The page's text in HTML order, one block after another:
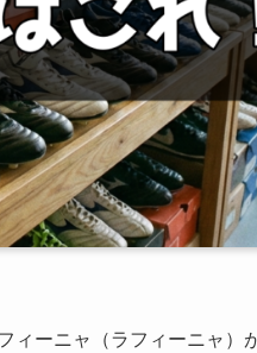
ィーニャ（ラフィーニャ）